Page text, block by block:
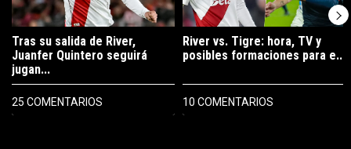
Tras su salida de River,
Juanfer Quintero seguirá
jugan...
25 COMENTARIOS
River vs. Tigre: hora, TV y
posibles formaciones para e...
10 COMENTARIOS